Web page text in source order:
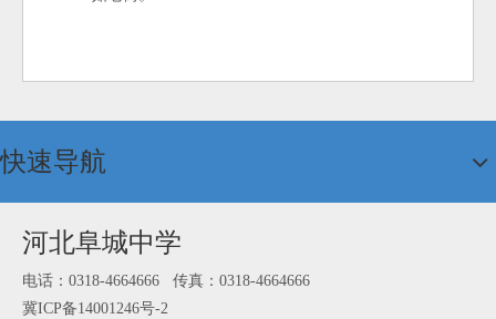
快速导航
河北阜城中学
电话：0318-4664666 传真：0318-4664666
冀ICP备14001246号-2